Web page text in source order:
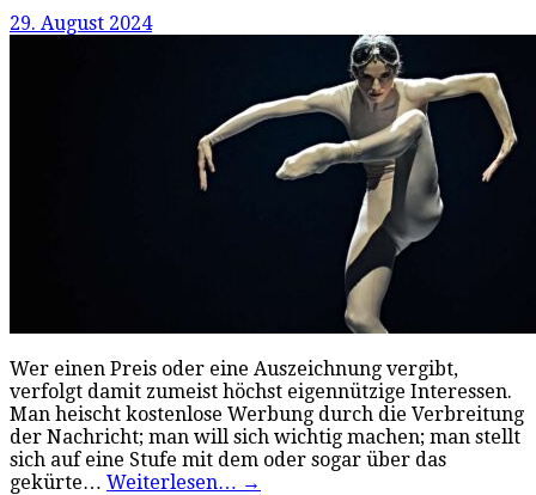
29. August 2024
Wer einen Preis oder eine Auszeichnung vergibt,
verfolgt damit zumeist höchst eigennützige Interessen.
Man heischt kostenlose Werbung durch die Verbreitung
der Nachricht; man will sich wichtig machen; man stellt
sich auf eine Stufe mit dem oder sogar über das
gekürte… Weiterlesen… →